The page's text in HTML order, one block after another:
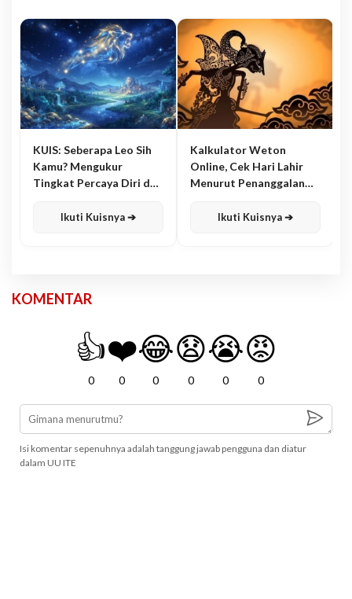
KUIS: Seberapa Leo Sih
Kamu? Mengukur
Tingkat Percaya Diri dan
Ikuti Kuisnya ➔
Kalkulator Weton
Online, Cek Hari Lahir
Menurut Penanggalan
Ikuti Kuisnya ➔
KOMENTAR
👍
0
❤️
0
😂
0
😧
0
😭
0
😡
0
Isi komentar sepenuhnya adalah tanggung jawab pengguna dan diatur
dalam UU ITE